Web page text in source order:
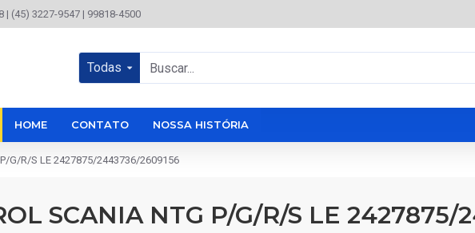
| (45) 3227-9547 | 99818-4500
Todas
HOME CONTATO NOSSA HISTÓRIA
G/R/S LE 2427875/2443736/2609156
SCANIA NTG P/G/R/S LE 2427875/